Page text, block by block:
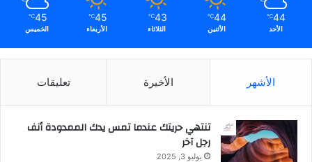
44
℃
الأحد
44
℃
الأثنين
43
℃
الثلاثاء
45
℃
الأربعاء
45
℃
الخميس
الأشهر الأخيرة تعليقات
تنتهي حريتك عندما تمس يدك الممدودة أنف
رجل آخر
يوليو 3, 2025